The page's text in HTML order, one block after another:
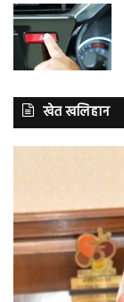
खेत खलिहान